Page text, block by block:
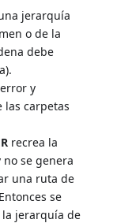
jerarquía
o de la
debe
y
las carpetas
recrea la
se genera
una ruta de
se
jerarquía de